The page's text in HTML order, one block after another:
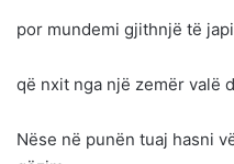
por mundemi gjithnjë të
që nxit nga një zemër valë
Nëse në punën tuaj hasni